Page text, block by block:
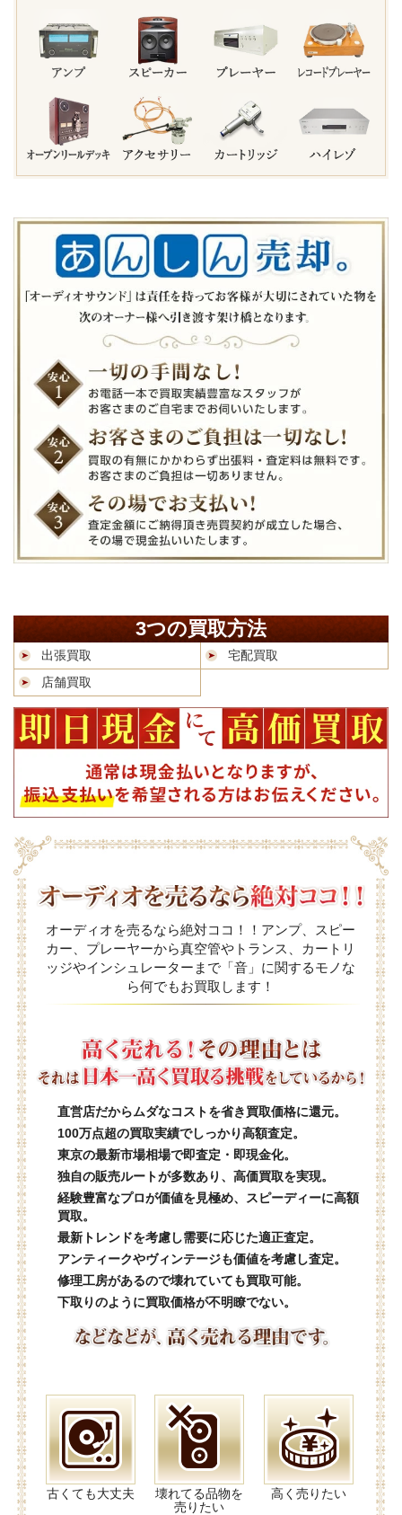
3つの買取方法
出張買取
宅配買取
店舗買取
オーディオを売るなら絶対ココ！！アンプ、スピー
カー、プレーヤーから真空管やトランス、カートリ
ッジやインシュレーターまで「音」に関するモノな
ら何でもお買取します！
直営店だからムダなコストを省き買取価格に還元。
100万点超の買取実績でしっかり高額査定。
東京の最新市場相場で即査定・即現金化。
独自の販売ルートが多数あり、高価買取を実現。
経験豊富なプロが価値を見極め、スピーディーに高額
買取。
最新トレンドを考慮し需要に応じた適正査定。
アンティークやヴィンテージも価値を考慮し査定。
修理工房があるので壊れていても買取可能。
下取りのように買取価格が不明瞭でない。
古くても大丈夫
壊れてる品物を
売りたい
高く売りたい